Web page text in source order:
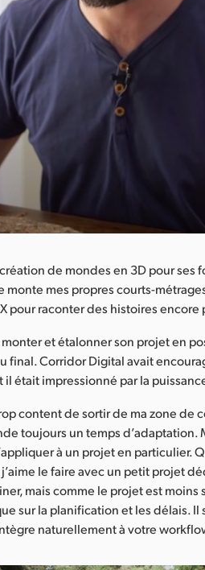
de mondes en 3D pour ses
monte mes propres courts-
pour raconter des histoires
et étalonner son projet en
final. Corridor Digital avait
il était impressionné par la
content de sortir de ma zone de
toujours un temps d’adaptation.
à un projet en particulier.
le faire avec un petit projet
mais comme le projet est
sur la planification et les délais.
naturellement à votre